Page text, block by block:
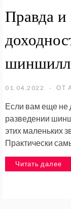
Правда
шиншилл
01.04.2022 ОТ
Если вам еще не
разведении
этих маленьких
Практически
Читать далее